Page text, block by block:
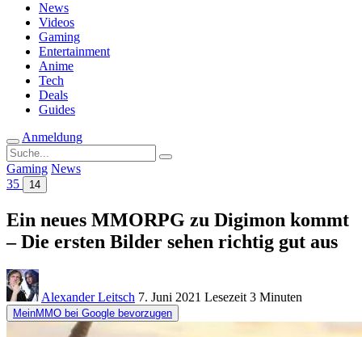
News
Videos
Gaming
Entertainment
Anime
Tech
Deals
Guides
Anmeldung
Suche
nach:
Gaming News
35
14
Ein neues MMORPG zu Digimon kommt
– Die ersten Bilder sehen richtig gut aus
Alexander Leitsch 7. Juni 2021 Lesezeit 3 Minuten
MeinMMO bei Google bevorzugen